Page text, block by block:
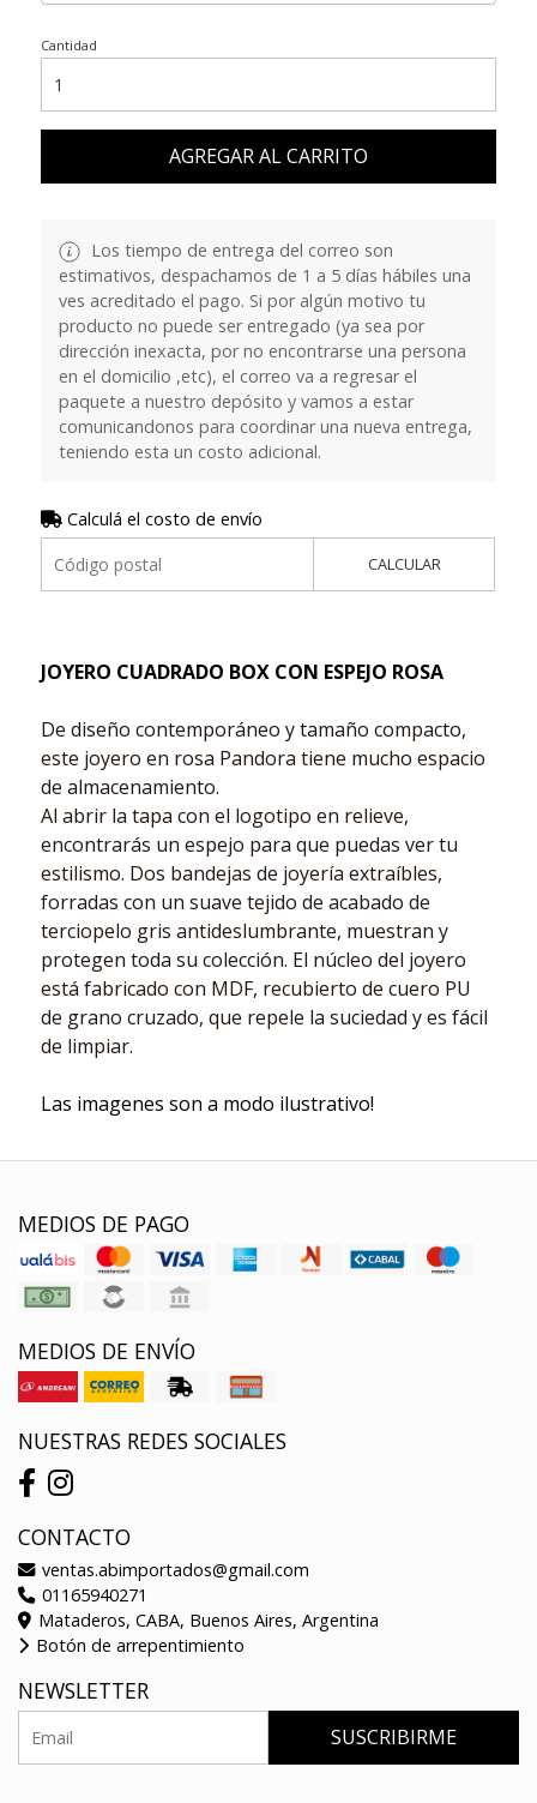
Cantidad
AGREGAR AL CARRITO
Los tiempo de entrega del correo son
estimativos, despachamos de 1 a 5 días hábiles una
ves acreditado el pago. Si por algún motivo tu
producto no puede ser entregado (ya sea por
dirección inexacta, por no encontrarse una persona
en el domicilio ,etc), el correo va a regresar el
paquete a nuestro depósito y vamos a estar
comunicandonos para coordinar una nueva entrega,
teniendo esta un costo adicional.
Calculá el costo de envío
CALCULAR
JOYERO CUADRADO BOX CON ESPEJO ROSA
De diseño contemporáneo y tamaño compacto,
este joyero en rosa Pandora tiene mucho espacio
de almacenamiento.
Al abrir la tapa con el logotipo en relieve,
encontrarás un espejo para que puedas ver tu
estilismo. Dos bandejas de joyería extraíbles,
forradas con un suave tejido de acabado de
terciopelo gris antideslumbrante, muestran y
protegen toda su colección. El núcleo del joyero
está fabricado con MDF, recubierto de cuero PU
de grano cruzado, que repele la suciedad y es fácil
de limpiar.
Las imagenes son a modo ilustrativo!
MEDIOS DE PAGO
MEDIOS DE ENVÍO
NUESTRAS REDES SOCIALES
CONTACTO
ventas.abimportados@gmail.com
01165940271
Mataderos, CABA, Buenos Aires, Argentina
Botón de arrepentimiento
NEWSLETTER
SUSCRIBIRME